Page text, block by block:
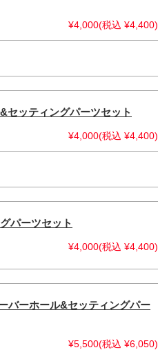
¥4,000(税込 ¥4,400)
ッティングパーツセット
¥4,000(税込 ¥4,400)
パーツセット
¥4,000(税込 ¥4,400)
バーホール&セッティングパー
¥5,500(税込 ¥6,050)